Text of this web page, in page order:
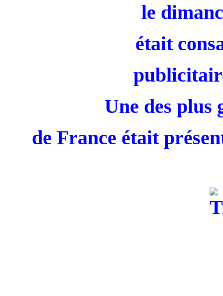
le
était
Une des plus
de France était